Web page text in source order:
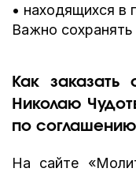
• находящихся в
Важно
Как заказать
Николаю
по
На сайте